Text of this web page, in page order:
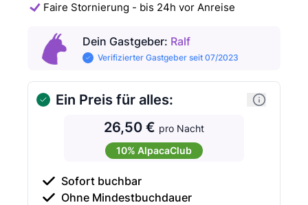
Faire Stornierung - bis 24h vor Anreise
Dein Gastgeber: Ralf
Verifizierter Gastgeber seit 07/2023
Ein Preis für alles:
26,50 € pro Nacht
10% AlpacaClub
Sofort buchbar
Ohne Mindestbuchdauer